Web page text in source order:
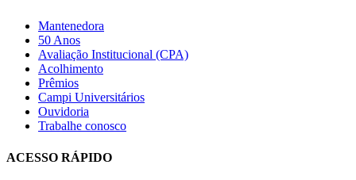
Mantenedora
50 Anos
Avaliação Institucional (CPA)
Acolhimento
Prêmios
Campi Universitários
Ouvidoria
Trabalhe conosco
ACESSO RÁPIDO